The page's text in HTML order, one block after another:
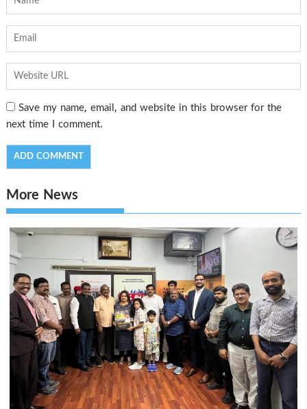
Save my name, email, and website in this browser for the
next time I comment.
More News